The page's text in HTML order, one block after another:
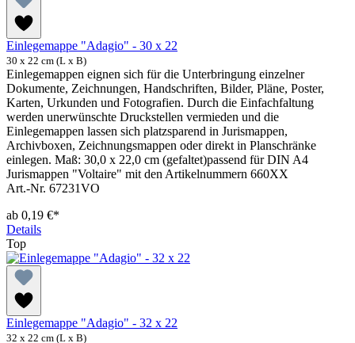
Einlegemappe "Adagio" - 30 x 22
30 x 22 cm (L x B)
Einlegemappen eignen sich für die Unterbringung einzelner
Dokumente, Zeichnungen, Handschriften, Bilder, Pläne, Poster,
Karten, Urkunden und Fotografien. Durch die Einfachfaltung
werden unerwünschte Druckstellen vermieden und die
Einlegemappen lassen sich platzsparend in Jurismappen,
Archivboxen, Zeichnungsmappen oder direkt in Planschränke
einlegen. Maß: 30,0 x 22,0 cm (gefaltet)passend für DIN A4
Jurismappen "Voltaire" mit den Artikelnummern 660XX
Art.-Nr. 67231VO
ab 0,19 €*
Details
Top
Einlegemappe "Adagio" - 32 x 22
32 x 22 cm (L x B)